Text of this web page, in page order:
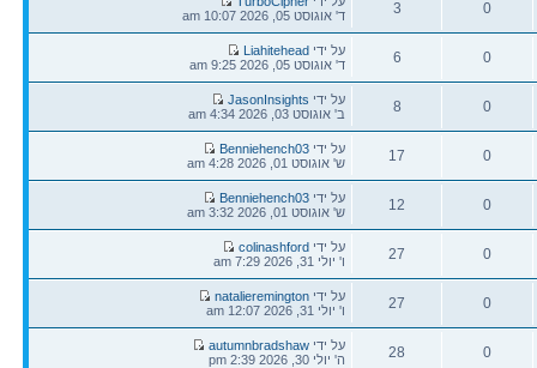
0
תגובות
3
צפיות
אחרונה
ד' אוגוסט 05, 2026 10:07 am
0
תגובות
6
צפיות
הודעה
אחרונה
על ידיLiahitehead
ד' אוגוסט 05, 2026 9:25 am
0
תגובות
8
צפיות
הודעה
אחרונה
על ידי JasonInsights
ב' אוגוסט 03, 2026 4:34 am
0
תגובות
17
צפיות
הודעה
אחרונה
על ידיBenniehench03
ש' אוגוסט 01, 2026 4:28 am
0
תגובות
12
צפיות
הודעה
אחרונה
על ידיBenniehench03
ש' אוגוסט 01, 2026 3:32 am
0
תגובות
27
צפיות
הודעה
אחרונה
על ידיcolinashford
ו' יולי 31, 2026 7:29 am
0
תגובות
27
צפיות
הודעה
אחרונה
על ידיnatalieremington
ו' יולי 31, 2026 12:07 am
0
28
הודעה
אחרונה
על ידיautumnbradshaw
ה' יולי 30, 2026 2:39 pm